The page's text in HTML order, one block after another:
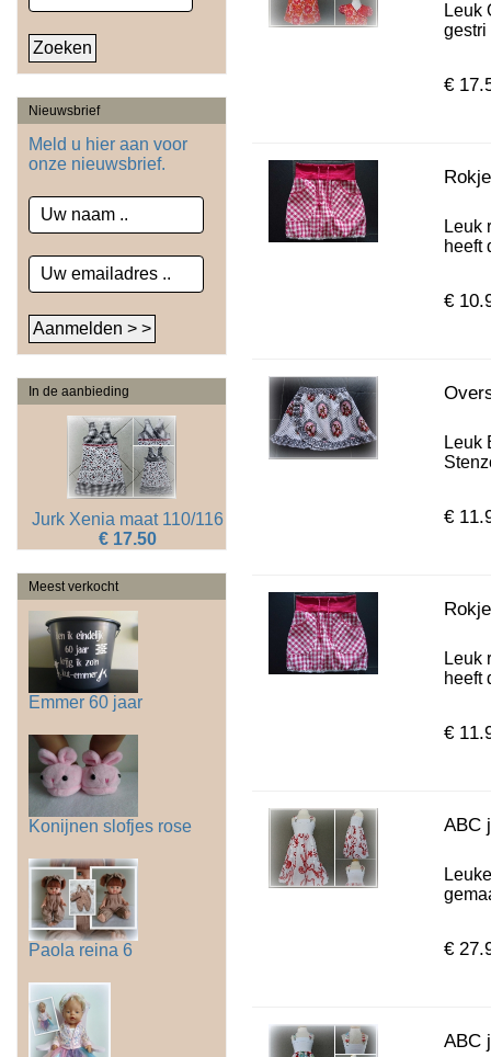
Nieuwsbrief
Meld u hier aan voor
onze nieuwsbrief.
In de aanbieding
Jurk Xenia maat 110/116
€ 17.50
Meest verkocht
Emmer 60 jaar
Konijnen slofjes rose
Paola reina 6
Leuk
gestri
€
Leuk
heeft
€
Leuk
€
Leuk
heeft
€
ABC
€
ABC